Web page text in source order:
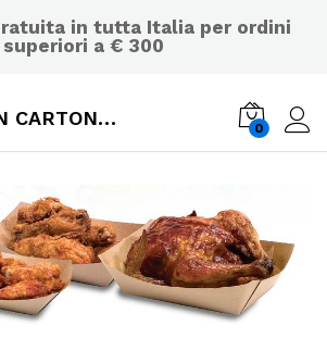
in tutta Italia per ordini
superiori a € 300
VASSOIO IN CARTONCINO ANTIGRASSO 250pz – cm 14 x 10 x 3,5 0